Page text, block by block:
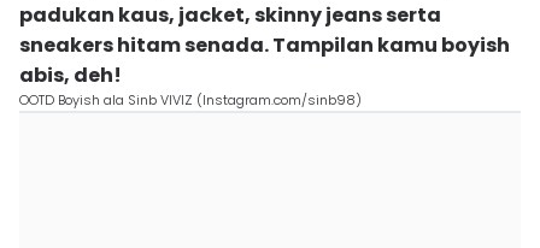
padukan kaus, jacket, skinny jeans serta
sneakers hitam senada. Tampilan kamu boyish
abis, deh!
OOTD Boyish ala Sinb VIVIZ (Instagram.com/sinb98)